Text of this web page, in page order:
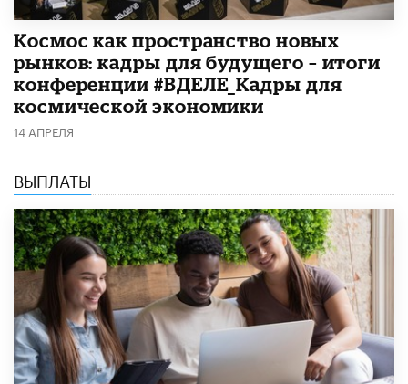
Космос как пространство новых
рынков: кадры для будущего – итоги
конференции #ВДЕЛЕ_Кадры для
космической экономики
14 АПРЕЛЯ
ВЫПЛАТЫ